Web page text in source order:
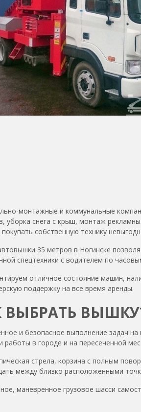
монтажные и коммунальные
уборка снега с крыш, монтаж
собственную технику
35 метров в Ногинске
спецтехники с водителем по
отличное состояние машин,
поддержку на все время аренды.
ВЫБРАТЬ
и безопасное выполнение задач
работы в городе и на пересеченной
стрела, корзина с полным
между близко расположенными
маневренное грузовое шасси